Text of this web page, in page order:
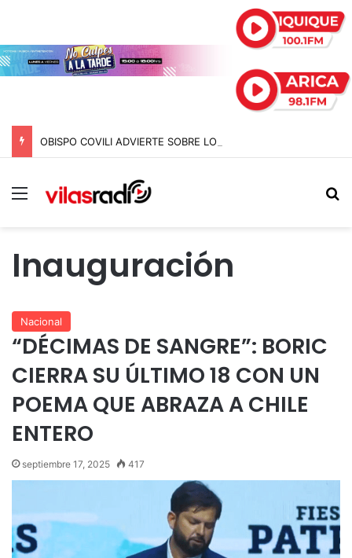
Menú
Inauguración
Nacional
“DÉCIMAS DE SANGRE”: BORIC
CIERRA SU ÚLTIMO 18 CON UN
POEMA QUE ABRAZA A CHILE
ENTERO
septiembre 17, 2025 417